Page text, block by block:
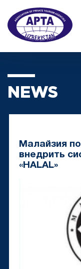
NEWS
Малайзия
внедрить
«HALAL»